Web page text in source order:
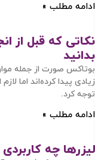
ادامه مطلب »
نکاتی که قبل از
بدانید
بوتاکس صورت از جمله
زیادی پیدا کرده‌اند اما
توجه کرد.
ادامه مطلب »
لیزرها چه